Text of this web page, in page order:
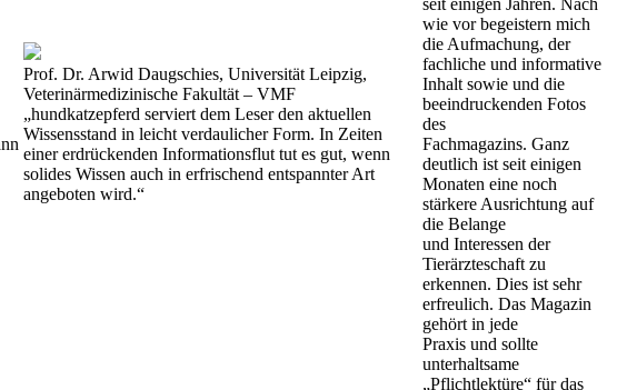
Prof. Dr. Arwid Daugschies, Universität Leipzig,
Veterinärmedizinische Fakultät – VMF
„hundkatzepferd serviert dem Leser den aktuellen
Wissensstand in leicht verdaulicher Form. In Zeiten
einer erdrückenden Informationsflut tut es gut, wenn
solides Wissen auch in erfrischend entspannter Art
angeboten wird.“
seit einigen Jahren. Nach
wie vor begeistern mich
die Aufmachung, der
fachliche und informative
Inhalt sowie und die
beeindruckenden Fotos
des
Fachmagazins. Ganz
deutlich ist seit einigen
Monaten eine noch
stärkere Ausrichtung auf
die Belange
und Interessen der
Tierärzteschaft zu
erkennen. Dies ist sehr
erfreulich. Das Magazin
gehört in jede
Praxis und sollte
unterhaltsame
„Pflichtlektüre“ für das